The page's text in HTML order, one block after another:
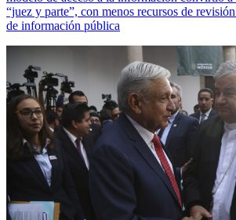
“juez y parte”, con menos recursos de
de información pública